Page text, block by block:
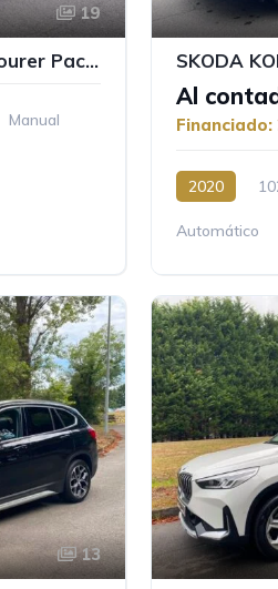
19
BMW 218d Active Tourer Pack M
Manual
SKODA
Al
Financiado:
2020
Automático
13